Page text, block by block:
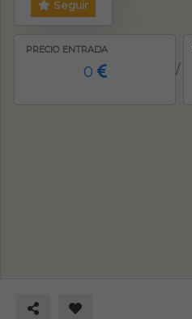
Seguir
PRECIO ENTRADA
0 /